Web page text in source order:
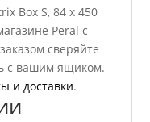
Box S, 84 х 450
Peral с
сверяйте
с вашим ящиком.
и доставки.